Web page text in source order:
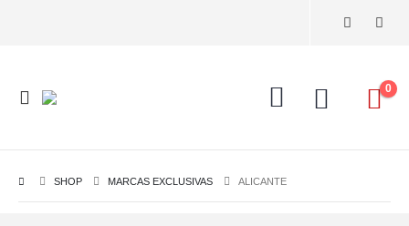
0
SHOP MARCAS EXCLUSIVAS ALICANTE